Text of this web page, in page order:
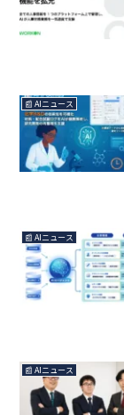
📰 AIニュース
📰 AIニュース
📰 AIニュース